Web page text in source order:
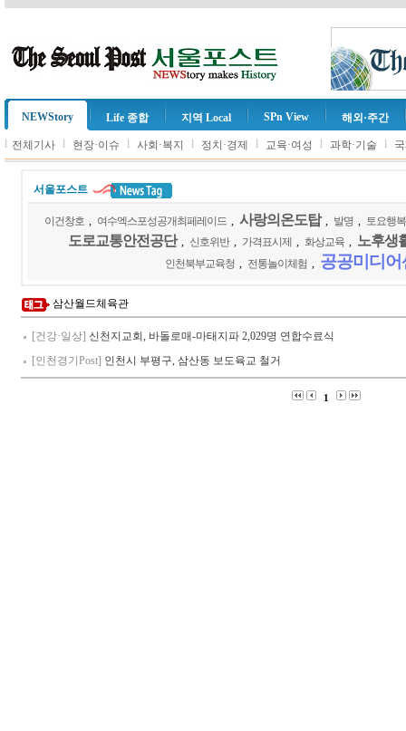
NEWStory Life 종합 지역 Local SPn View 해외·주간
l 전체기사 l 현장·이슈 l 사회·복지 l 정치·경제 l 교육·여성 l 과학·기술 l
서울포스트
이건창호 여수엑스포성공개최페레이드 사랑의온도탑 발명 토요행
도로교통안전공단 신호위반 가격표시제 화상교육 노후생
인천북부교육청 전통놀이체험 공공미디어
삼산월드체육관
[건강·일상] 신천지교회, 바돌로매-마태지파 2,029명 연합수료식
[인천경기Post] 인천시 부평구, 삼산동 보도육교 철거
1